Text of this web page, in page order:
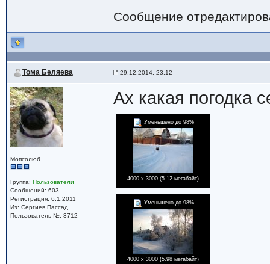
Сообщение
Тома Беляева 29.12.2014, 23:12
Мопсолюб
Группа: Пользователи
Сообщений: 603
Регистрация: 6.1.2011
Из: Сергиев Пассад
Пользователь №: 3712
Ах какая погодка
Уменьшено до 98%
4000 x 3000 (5.12 мегабайт)
Уменьшено до 98%
4000 x 3000 (5.98 мегабайт)